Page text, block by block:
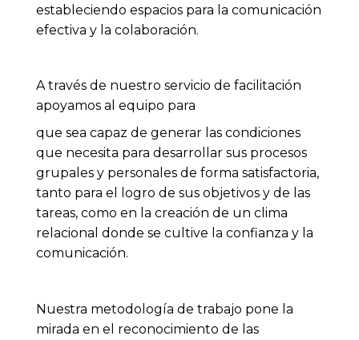
estableciendo espacios para la comunicación
efectiva y la colaboración.
A través de nuestro servicio de facilitación
apoyamos al equipo para
que sea capaz de generar las condiciones
que necesita para desarrollar sus procesos
grupales y personales de forma satisfactoria,
tanto para el logro de sus objetivos y de las
tareas, como en la creación de un clima
relacional donde se cultive la confianza y la
comunicación.
Nuestra metodología de trabajo pone la
mirada en el reconocimiento de las